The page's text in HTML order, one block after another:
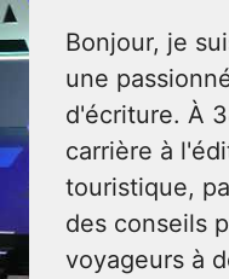
Bonjour, je
une
d'écriture. À
carrière à
touristique,
des conseils
voyageurs à